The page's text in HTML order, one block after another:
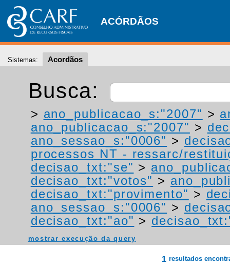
ACÓRDÃOS
Sistemas: Acordãos
Busca:
> ano_publicacao_s:"2007" >
ano_publicacao_s:"2007" >
ano_sessao_s:"0006" >
processos NT - ressarc/
decisao_txt:"se" >
decisao_txt:"votos" >
decisao_txt:"provimento" >
ano_sessao_s:"0006" >
decisao_txt:"ao" >
mostrar execução da query
1 resultados